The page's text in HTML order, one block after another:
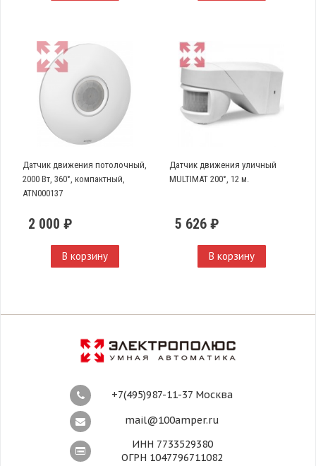
Датчик движения потолочный,
2000 Вт, 360°, компактный,
ATN000137
2 000 ₽
В корзину
Датчик движения уличный
MULTIMAT 200°, 12 м.
5 626 ₽
В корзину
+7(495)987-11-37 Москва
mail@100amper.ru
ИНН 7733529380
ОГРН 1047796711082